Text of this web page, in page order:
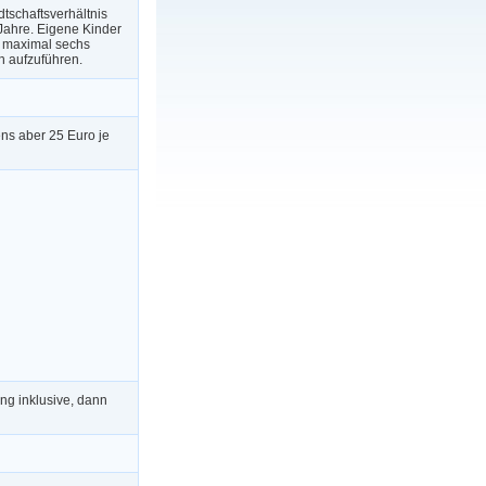
Eigene Kinder
sechs
aufzuführen.
aber 25 Euro je
inklusive, dann